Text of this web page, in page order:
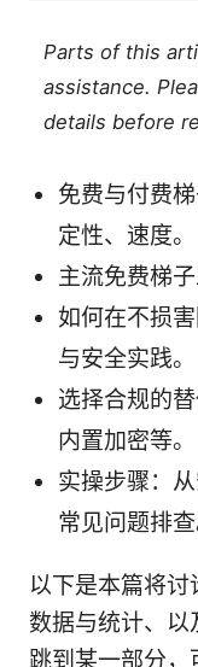
Parts of this
assistance.
details before
免费与付费
定性、速度。
主流免费梯
如何在不损
与安全实践。
选择合规的
内置加密等。
实操步骤：
常见问题排查
以下是本篇将讨
数据与统计、
跳到某一部分，